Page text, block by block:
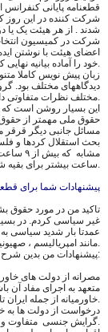
قطعنامه پایانی کنفرانس
شركت كننده در اين روز
شدند . از هر هیئت یک یا
شرکت در کمیسیون
اعضای هیئت با نوشتن
زبان پیش نویس كاملا
دیدگاههای مختلف بود.
این بسیار روشن است
حقوق ملی مهمتر از
مسائل جانبى ديگر
بحث استقلال کردها و
پیشنهادات شما برای
تاکید من در مورد حقوق
غیر سیاسی کردم. در
عمدتا بار شدید سیاسی
پیشنهادات من بدين شرح بود: